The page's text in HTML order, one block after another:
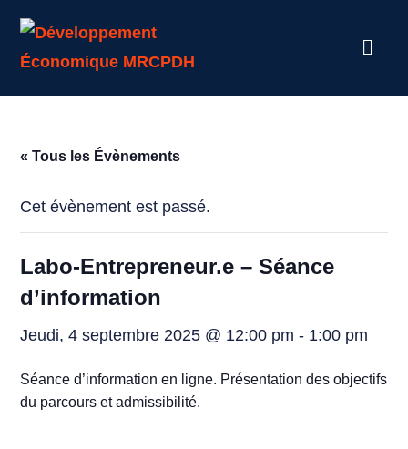
« Tous les Évènements
Cet évènement est passé.
Labo-Entrepreneur.e – Séance
d’information
Jeudi, 4 septembre 2025 @ 12:00 pm - 1:00 pm
Séance d’information en ligne. Présentation des objectifs
du parcours et admissibilité.